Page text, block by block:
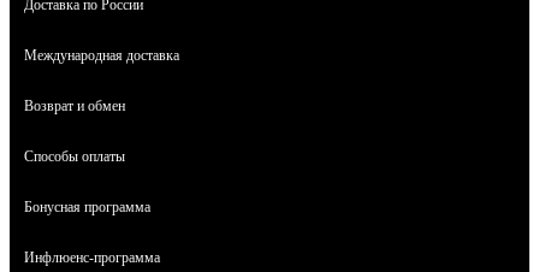
Доставка по России
Международная доставка
Возврат и обмен
Способы оплаты
Бонусная программа
Инфлюенс-программа